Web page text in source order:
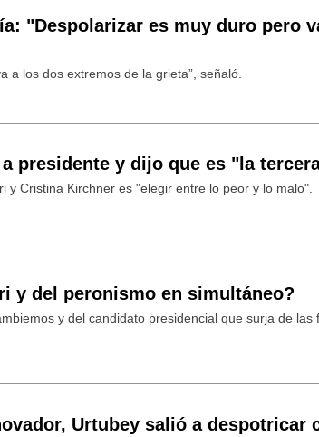
"Despolarizar es muy duro pero
a los dos extremos de la grieta”, señaló.
presidente y dijo que es "la
Cristina Kirchner es "elegir entre lo peor y lo malo".
y del peronismo en simultáneo?
y del candidato presidencial que surja de las
Urtubey salió a despotricar